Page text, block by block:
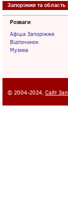
Запоріжжя та область |
Розваги
Афіша Запоріжжя
Відпочинок
Музика
© 2004-2024, Сайт